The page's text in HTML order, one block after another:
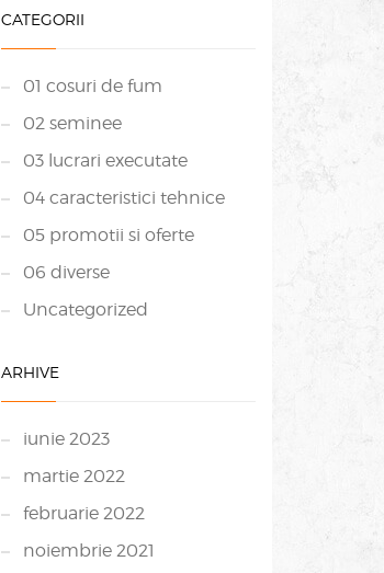
CATEGORII
01 cosuri de fum
02 seminee
03 lucrari executate
04 caracteristici tehnice
05 promotii si oferte
06 diverse
Uncategorized
ARHIVE
iunie 2023
martie 2022
februarie 2022
noiembrie 2021